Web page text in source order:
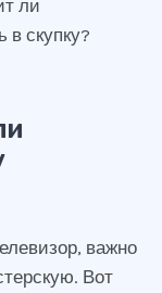
важно
Вот